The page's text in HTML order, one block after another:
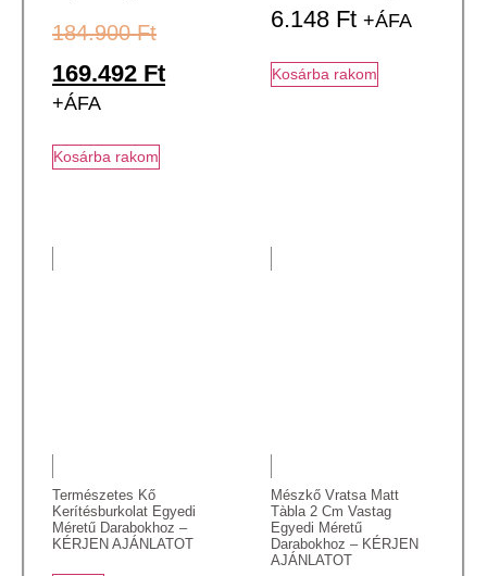
184.900Ft
169.492 Ft
+ÁFA
Kosárba rakom
6.148 Ft +ÁFA
Kosárba rakom
Természetes Kő
Kerítésburkolat Egyedi
Méretű Darabokhoz –
KÉRJEN AJÁNLATOT
Mészkő Vratsa Matt
Tàbla 2 Cm Vastag
Egyedi Méretű
Darabokhoz – KÉRJEN
AJÁNLATOT